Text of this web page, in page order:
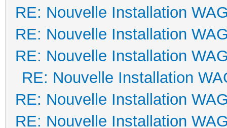
RE: Nouvelle Installation
RE: Nouvelle Installation
RE: Nouvelle Installation
RE: Nouvelle Installation
RE: Nouvelle Installation
RE: Nouvelle Installation